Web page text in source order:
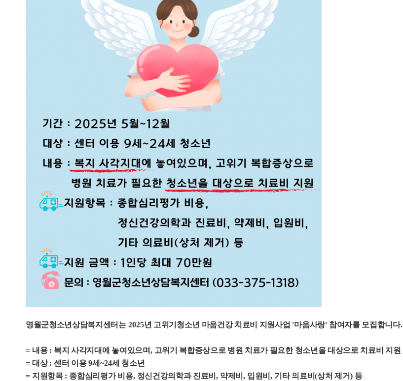
영월군청소년상담복지센터는 2025년 고위기청소년 마음건강 치료비 지원사업 '마음사랑' 참여자를 모집합니다.
= 내용 : 복지 사각지대에 놓여있으며, 고위기 복합증상으로 병원 치료가 필요한 청소년을 대상으로 치료비 지원
= 대상:센터 이용9세 ~24세 청소년
= 지원항목 : 종합심리평가 비용, 정신건강의학과 진료비, 약제비, 입원비, 기타 의료비(상처 제거) 등